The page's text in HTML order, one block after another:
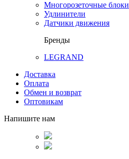
Многорозеточные блоки
Удлинители
Датчики движения
Бренды
LEGRAND
Доставка
Оплата
Обмен и возврат
Оптовикам
Напишите нам